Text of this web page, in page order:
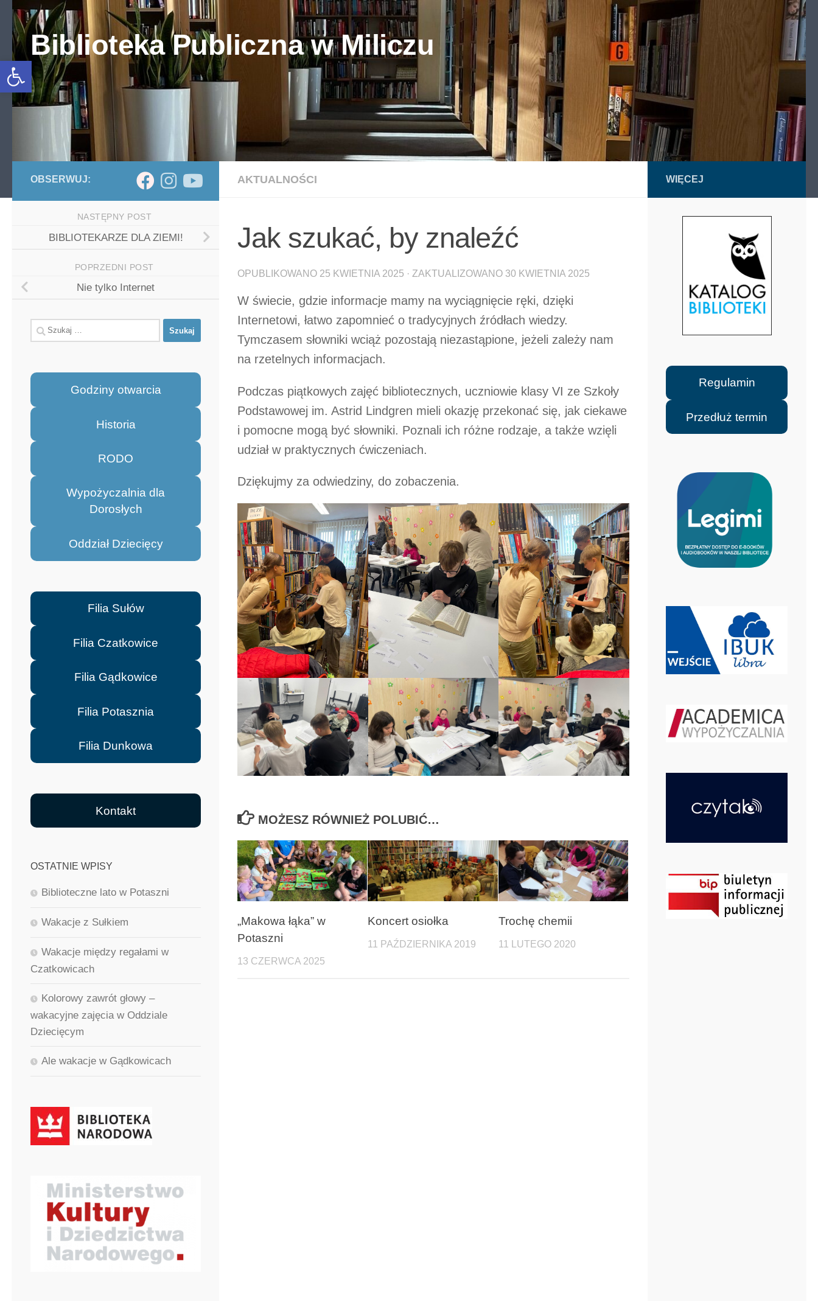
Otwórz pasek narzędzi
Skip to content
Biblioteka Publiczna w Miliczu
AKTUALNOŚCI
Jak szukać, by znaleźć
OPUBLIKOWANO 25 KWIETNIA 2025 · ZAKTUALIZOWANO 30 KWIETNIA 2025
W świecie, gdzie informacje mamy na wyciągnięcie ręki, dzięki
Internetowi, łatwo zapomnieć o tradycyjnych źródłach wiedzy.
Tymczasem słowniki wciąż pozostają niezastąpione, jeżeli zależy nam
na rzetelnych informacjach.
Podczas piątkowych zajęć bibliotecznych, uczniowie klasy VI ze Szkoły
Podstawowej im. Astrid Lindgren mieli okazję przekonać się, jak ciekawe
i pomocne mogą być słowniki. Poznali ich różne rodzaje, a także wzięli
udział w praktycznych ćwiczeniach.
Dziękujmy za odwiedziny, do zobaczenia.
MOŻESZ RÓWNIEŻ POLUBIĆ…
„Makowa łąka” w
Potaszni
13 CZERWCA 2025
Koncert osiołka
11 PAŹDZIERNIKA 2019
Trochę chemii
11 LUTEGO 2020
OBSERWUJ:
NASTĘPNY POST
BIBLIOTEKARZE DLA ZIEMI!
POPRZEDNI POST
Nie tylko Internet
Szukaj:
Godziny otwarcia
Historia
RODO
Wypożyczalnia dla
Dorosłych
Oddział Dziecięcy
Filia Sułów
Filia Czatkowice
Filia Gądkowice
Filia Potasznia
Filia Dunkowa
Kontakt
OSTATNIE WPISY
Biblioteczne lato w Potaszni
Wakacje z Sułkiem
Wakacje między regałami w
Czatkowicach
Kolorowy zawrót głowy –
wakacyjne zajęcia w Oddziale
Dziecięcym
Ale wakacje w Gądkowicach
WIĘCEJ
Regulamin
Przedłuż termin